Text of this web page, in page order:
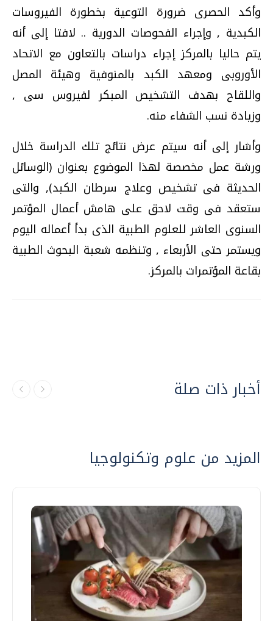
وأكد الحصرى ضرورة التوعية بخطورة الفيروسات
الكبدية , وإجراء الفحوصات الدورية .. لافتا إلى أنه
يتم حاليا بالمركز إجراء دراسات بالتعاون مع الاتحاد
الأوروبى ومعهد الكبد بالمنوفية وهيئة المصل
واللقاح بهدف التشخيص المبكر لفيروس سى ,
وزيادة نسب الشفاء منه.
وأشار إلى أنه سيتم عرض نتائج تلك الدراسة خلال
ورشة عمل مخصصة لهذا الموضوع بعنوان (الوسائل
الحديثة فى تشخيص وعلاج سرطان الكبد), والتى
ستعقد فى وقت لاحق على هامش أعمال المؤتمر
السنوى العاشر للعلوم الطبية الذى بدأ أعماله اليوم
ويستمر حتى الأربعاء , وتنظمه شعبة البحوث الطبية
بقاعة المؤتمرات بالمركز.
أخبار ذات صلة
المزيد من علوم وتكنولوجيا